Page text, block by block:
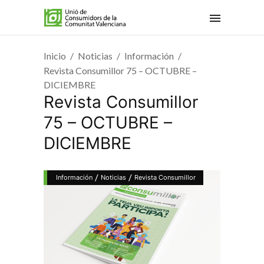
Inicio Noticias
Información
Revista Consumillor 75 – OCTUBRE –
DICIEMBRE
Revista Consumillor
75 – OCTUBRE –
DICIEMBRE
Información / Noticias / Revista Consumillor